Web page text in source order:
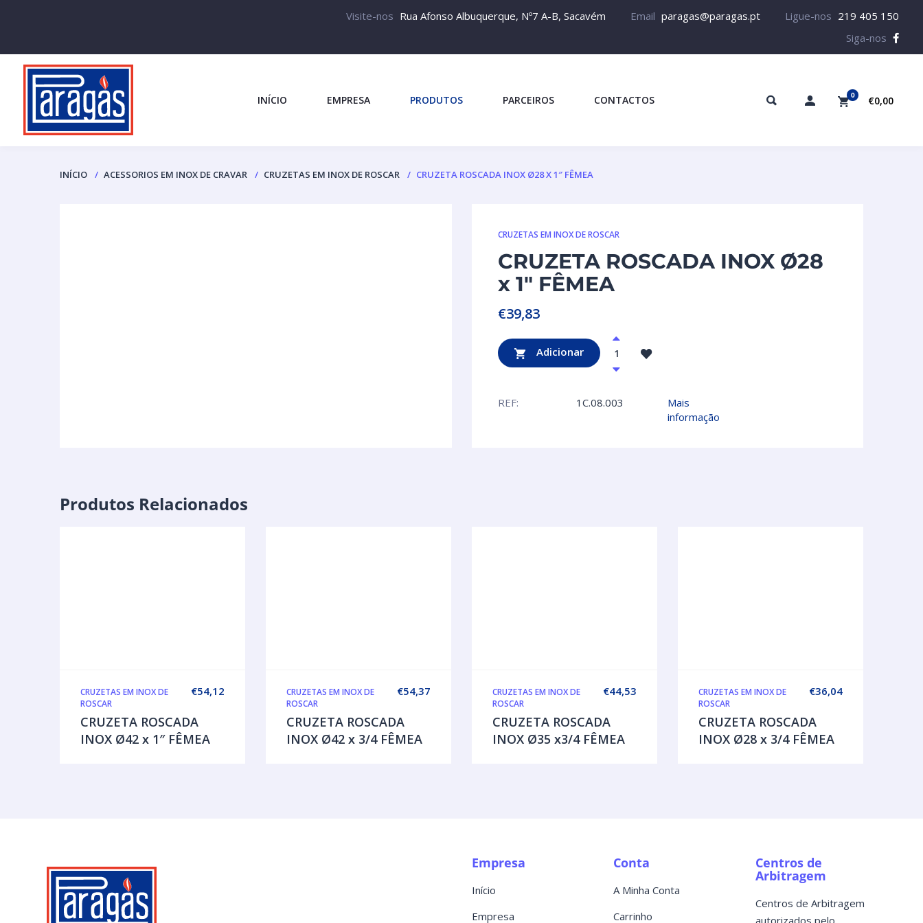
Visite-nos Rua Afonso Albuquerque, Nº7 A-B, Sacavém Email paragas@paragas.pt Ligue-nos 219 405 150
Siga-nos
INÍCIO EMPRESA PRODUTOS PARCEIROS CONTACTOS 0 €0,00
INÍCIO ACESSORIOS EM INOX DE CRAVAR CRUZETAS EM INOX DE ROSCAR CRUZETA ROSCADA INOX Ø28 X 1″ FÊMEA
CRUZETAS EM INOX DE ROSCAR
CRUZETA ROSCADA INOX Ø28
x 1″ FÊMEA
€39,83
Adicionar
REF: 1C.08.003
Mais
informação
Produtos Relacionados
€54,12
CRUZETAS EM INOX DE
ROSCAR
CRUZETA ROSCADA
INOX Ø42 x 1″ FÊMEA
€54,37
CRUZETAS EM INOX DE
ROSCAR
CRUZETA ROSCADA
INOX Ø42 x 3/4 FÊMEA
€44,53
CRUZETAS EM INOX DE
ROSCAR
CRUZETA ROSCADA
INOX Ø35 x3/4 FÊMEA
€36,04
CRUZETAS EM INOX DE
ROSCAR
CRUZETA ROSCADA
INOX Ø28 x 3/4 FÊMEA
Empresa
Início
Empresa
Conta
A Minha Conta
Carrinho
Centros de
Arbitragem
Centros de Arbitragem
autorizados pelo